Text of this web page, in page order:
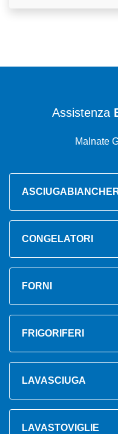
Assistenza
Malnate
CONGELATORI
FORNI
FRIGORIFERI
LAVASCIUGA
LAVASTOVIGLIE